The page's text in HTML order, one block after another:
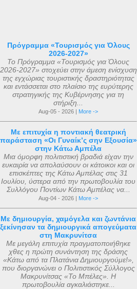
1799, οι Ιππότες προσέφεραν
ιερά κειμήλια στον
Παύλο Α΄ της Ρωσίας, ο
τότε στο Γκάτσινα. Το
του ίδιου έτους, τα ιερά αυτά
μεταφέρθηκαν στην Αγία
και τοποθετήθηκαν στα
ανάκτορα, μέσα στον ναό
...
πεντάχρονου παιδιού του
με τον ίδιο τον άγνωστο
Άγιο Μάριο . Ο μικρός
μετέφερε το θείο μύνημα ,
σε ηλικία 5 ετών μετά από
ασθένεια. Η ανέγερση
με εισφορές από την
μικρού Μάριου και
με εισφορές από την
αείμνηστης Μαρίας Σπύρου και
άλλες εισφορές. Ο ακριβής
μελών της συνόδου, με βάση
πηγές, δεν μπορεί να
ακριβώς ακόμα και σήμερα. Ο
επικράτησε από
πηγές ιστορικών ήταν ο
Ο Ευσέβιος της Καισαρείας
250, ο Αθανάσιος
318, και ο Ευστάθιος Α...
Πρόγραμμα «Τουρισμός για Όλους
2026-2027»
Το Πρόγραμμα «Τουρισμός για Όλους
2026-2027» στοχεύει στην άμεση ενίσχυση
της εγχώριας τουριστικής δραστηριότητας
και εντάσσεται στο πλαίσιο της ευρύτερης
στρατηγικής της Κυβέρνησης για τη
στήριξη...
Aug-05 - 2026 | More ->
Με επιτυχία η ποντιακή θεατρική
παράσταση «Οι Γυναίκ’ς σην Εξουσία»
στην Κάτω Αμπέλα
Μια όμορφη πολιτιστική βραδιά είχαν την
ευκαιρία να απολαύσουν οι κάτοικοι και οι
επισκέπτες της Κάτω Αμπέλας στις 31
Ιουλίου, ύστερα από την πρωτοβουλία του
Συλλόγου Ποντίων Κάτω Αμπέλας να...
Aug-04 - 2026 | More ->
Με δημιουργία, χαμόγελα και ζωντάνια
ξεκίνησαν τα δημιουργικά απογεύματα
στη Μακρυνίτσα
Με μεγάλη επιτυχία πραγματοποιήθηκε
χθες η πρώτη συνάντηση της δράσης
«Κάτω από τα Πλατάνια Δημιουργούμε!»,
που διοργανώνει ο Πολιτιστικός Σύλλογος
Μακρυνίτσας «Το Μπέλες». Η
πρωτοβουλία αγκαλιάστηκε...